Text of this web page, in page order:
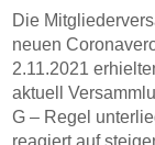
Die
neuen
2.11.2021
aktuell
G – Regel
reagiert auf